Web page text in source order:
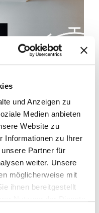
und Anzeigen zu
Medien anbieten
Website zu
Informationen zu Ihrer
Partner für
weiter. Unsere
möglicherweise mit
ihnen bereitgestellt